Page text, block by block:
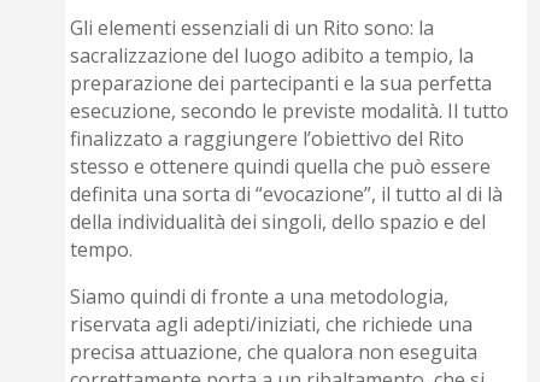
Gli elementi essenziali di un Rito sono: la
sacralizzazione del luogo adibito a tempio, la
preparazione dei partecipanti e la sua perfetta
esecuzione, secondo le previste modalità. Il tutto
finalizzato a raggiungere l’obiettivo del Rito
stesso e ottenere quindi quella che può essere
definita una sorta di “evocazione”, il tutto al di là
della individualità dei singoli, dello spazio e del
tempo.
Siamo quindi di fronte a una metodologia,
riservata agli adepti/iniziati, che richiede una
precisa attuazione, che qualora non eseguita